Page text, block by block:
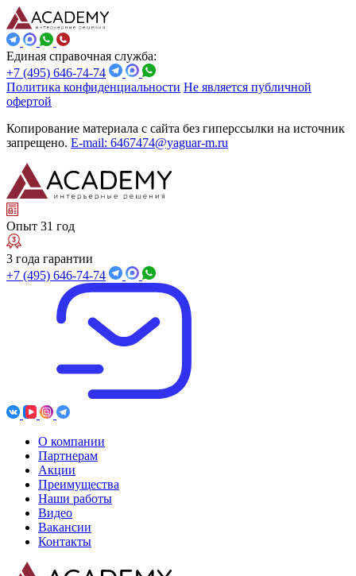
Единая справочная служба:
+7 (495) 646-74-74
Политика конфиденциальности Не является публичной
офертой
Копирование материала с сайта без гиперссылки на источник
запрещено. E-mail: 6467474@yaguar-m.ru
Опыт 31 год
3 года гарантии
+7 (495) 646-74-74
О компании
Партнерам
Акции
Преимущества
Наши работы
Видео
Вакансии
Контакты